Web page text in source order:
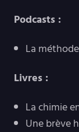
Podcasts :
La
Livres :
La chimie
Une brève